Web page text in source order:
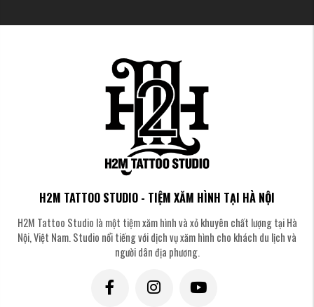
H2M TATTOO STUDIO - TIỆM XĂM HÌNH TẠI HÀ NỘI
H2M Tattoo Studio là một tiệm xăm hình và xỏ khuyên chất lượng tại Hà
Nội, Việt Nam. Studio nổi tiếng với dịch vụ xăm hình cho khách du lịch và
người dân địa phương.